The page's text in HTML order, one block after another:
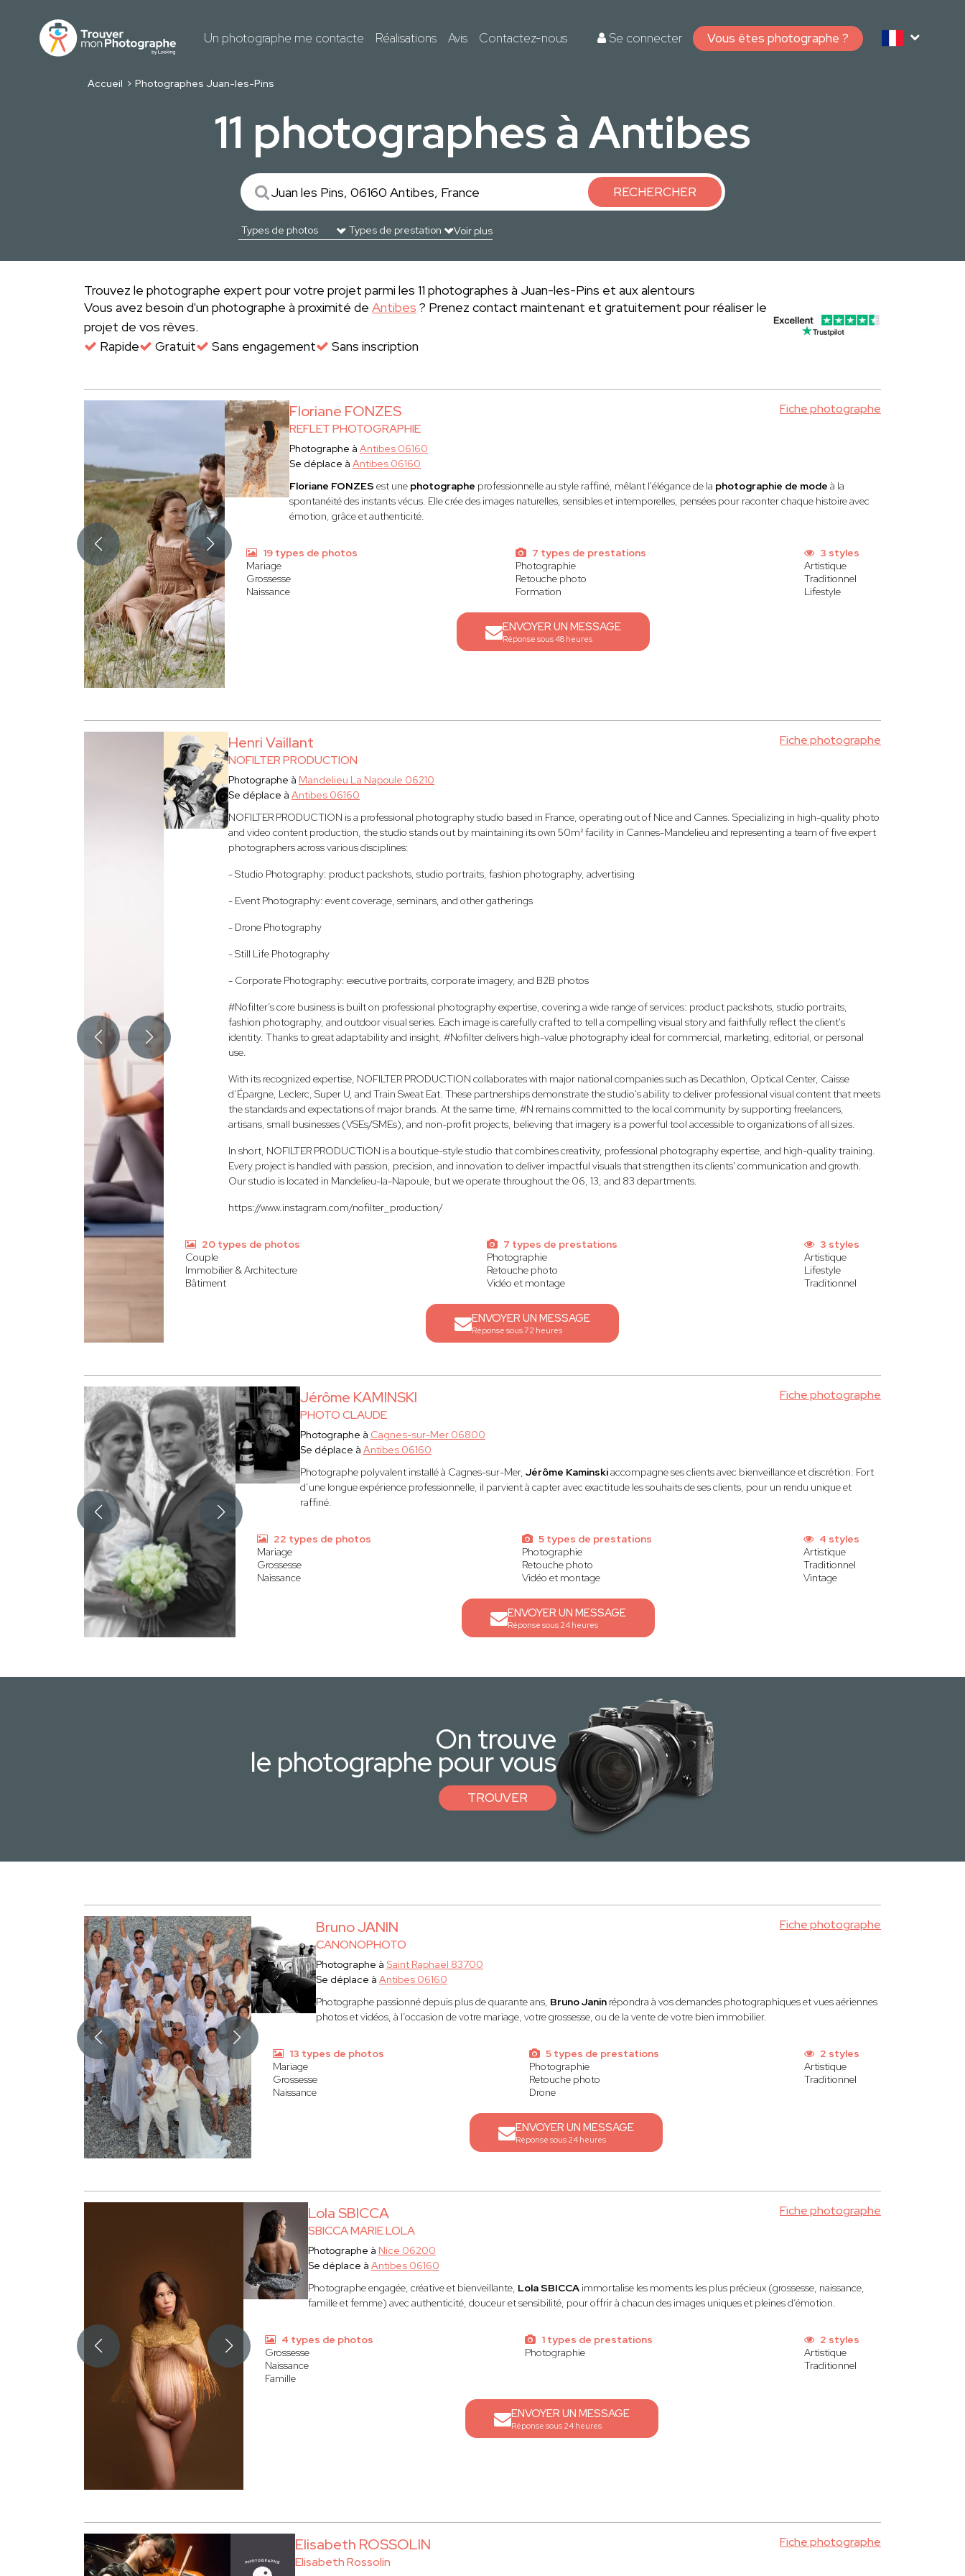
Un photographe me contacte Réalisations Avis Contactez-nous Se connecter Vous êtes photographe ?
Accueil Photographes Juan-les-Pins
11 photographes à Antibes
RECHERCHER
Voir plus
Trouvez le photographe expert pour votre projet parmi les 11 photographes à Juan-les-Pins et aux alentours
Vous avez besoin d'un photographe à proximité de Antibes ? Prenez contact maintenant et gratuitement pour réaliser le
projet de vos rêves.
Rapide
Gratuit Sans engagement Sans inscription
Floriane FONZES
REFLET PHOTOGRAPHIE
Fiche photographe
Photographe àAntibes 06160
Se déplace àAntibes 06160
Floriane FONZES est une photographe professionnelle au style raffiné, mêlant l'élégance de la photographie de modeà la
spontanéité des instants vécus. Elle crée des images naturelles, sensibles et intemporelles, pensées pour raconter chaque histoire avec
émotion, grâce et authenticité.
19 types de photos
Mariage
Grossesse
Naissance
7 types de prestations
Photographie
Retouche photo
Formation
3 styles
Artistique
Traditionnel
Lifestyle
ENVOYER UN MESSAGE
Réponse sous 48 heures
Henri Vaillant
NOFILTER PRODUCTION
Fiche photographe
Photographe à Mandelieu La Napoule 06210
Se déplace à Antibes 06160
NOFILTER PRODUCTION is a professional photography studio based in France, operating out of Nice and Cannes. Specializing in high-quality photo
and video content production, the studio stands out by maintaining its own 50m² facility in Cannes-Mandelieu and representing a team of five expert
photographers across various disciplines:
- Studio Photography: product packshots, studio portraits, fashion photography, advertising
- Event Photography: event coverage, seminars, and other gatherings
- Drone Photography
- Still Life Photography
- Corporate Photography: executive portraits, corporate imagery, and B2B photos
#Nofilter’s core business is built on professional photography expertise, covering a wide range of services: product packshots, studio portraits,
fashion photography, and outdoor visual series. Each image is carefully crafted to tell a compelling visual story and faithfully reflect the client's
identity. Thanks to great adaptability and insight, #Nofilter delivers high-value photography ideal for commercial, marketing, editorial, or personal
use.
With its recognized expertise, NOFILTER PRODUCTION collaborates with major national companies such as Decathlon, Optical Center, Caisse
d’Épargne, Leclerc, Super U, and Train Sweat Eat. These partnerships demonstrate the studio's ability to deliver professional visual content that meets
the standards and expectations of major brands. At the same time, #N remains committed to the local community by supporting freelancers,
artisans, small businesses (VSEs/SMEs), and non-profit projects, believing that imagery is a powerful tool accessible to organizations of all sizes.
In short, NOFILTER PRODUCTION is a boutique-style studio that combines creativity, professional photography expertise, and high-quality training.
Every project is handled with passion, precision, and innovation to deliver impactful visuals that strengthen its clients' communication and growth.
Our studio is located in Mandelieu-la-Napoule, but we operate throughout the 06, 13, and 83 departments.
https://www.instagram.com/nofilter_production/
20 types de photos
Couple
Immobilier & Architecture
Bâtiment
7 types de prestations
Photographie
Retouche photo
Vidéo et montage
3 styles
Artistique
Lifestyle
Traditionnel
ENVOYER UN MESSAGE
Réponse sous 72 heures
Jérôme KAMINSKI
PHOTO CLAUDE
Fiche photographe
Photographe à Cagnes-sur-Mer 06800
Se déplace à Antibes 06160
Photographe polyvalent installé à Cagnes-sur-Mer, Jérôme Kaminskiaccompagne ses clients avec bienveillance et discrétion. Fort
d’une longue expérience professionnelle, il parvient à capter avec exactitude les souhaits de ses clients, pour un rendu unique et
raffiné.
22 types de photos
Mariage
Grossesse
Naissance
5 types de prestations
Photographie
Retouche photo
Vidéo et montage
4 styles
Artistique
Traditionnel
Vintage
ENVOYER UN MESSAGE
Réponse sous 24 heures
On trouve
le photographe pour vous
TROUVER
Bruno JANIN
CANONOPHOTO
Fiche photographe
Photographe à Saint Raphaël 83700
Se déplace à Antibes 06160
Photographe passionné depuis plus de quarante ans, Bruno Janinrépondra à vos demandes photographiques et vues aériennes
photos et vidéos, à l’occasion de votre mariage, votre grossesse, ou de la vente de votre bien immobilier.
13 types de photos
Mariage
Grossesse
Naissance
5 types de prestations
Photographie
Retouche photo
Drone
2 styles
Artistique
Traditionnel
ENVOYER UN MESSAGE
Réponse sous 24 heures
Lola SBICCA
SBICCA MARIE LOLA
Fiche photographe
Photographe à Nice 06200
Se déplace à Antibes 06160
Photographe engagée, créative et bienveillante, Lola SBICCAimmortalise les moments les plus précieux (grossesse, naissance,
famille et femme) avec authenticité, douceur et sensibilité, pour offrir à chacun des images uniques et pleines d’émotion.
4 types de photos
Grossesse
Naissance
Famille
1 types de prestations
Photographie
2 styles
Artistique
Traditionnel
ENVOYER UN MESSAGE
Réponse sous 24 heures
Elisabeth ROSSOLIN
Elisabeth Rossolin
Fiche photographe